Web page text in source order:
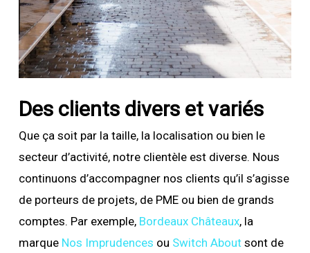
Des clients divers et variés
Que ça soit par la taille, la localisation ou bien le
secteur d’activité, notre clientèle est diverse. Nous
continuons d’accompagner nos clients qu’il s’agisse
de porteurs de projets, de PME ou bien de grands
comptes. Par exemple, Bordeaux Châteaux, la
marque Nos Imprudences ou Switch Aboutsont de